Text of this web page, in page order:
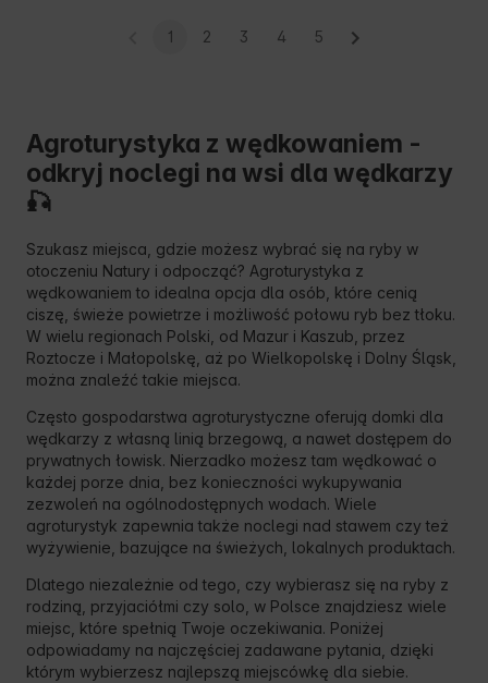
1 2 3 4 5
Agroturystyka z wędkowaniem -
odkryj noclegi na wsi dla wędkarzy
🎣
Szukasz miejsca, gdzie możesz wybrać się na ryby w
otoczeniu Natury i odpocząć? Agroturystyka z
wędkowaniem to idealna opcja dla osób, które cenią
ciszę, świeże powietrze i możliwość połowu ryb bez tłoku.
W wielu regionach Polski, od Mazur i Kaszub, przez
Roztocze i Małopolskę, aż po Wielkopolskę i Dolny Śląsk,
można znaleźć takie miejsca.
Często gospodarstwa agroturystyczne oferują domki dla
wędkarzy z własną linią brzegową, a nawet dostępem do
prywatnych łowisk. Nierzadko możesz tam wędkować o
każdej porze dnia, bez konieczności wykupywania
zezwoleń na ogólnodostępnych wodach. Wiele
agroturystyk zapewnia także noclegi nad stawem czy też
wyżywienie, bazujące na świeżych, lokalnych produktach.
Dlatego niezależnie od tego, czy wybierasz się na ryby z
rodziną, przyjaciółmi czy solo, w Polsce znajdziesz wiele
miejsc, które spełnią Twoje oczekiwania. Poniżej
odpowiadamy na najczęściej zadawane pytania, dzięki
którym wybierzesz najlepszą miejscówkę dla siebie.